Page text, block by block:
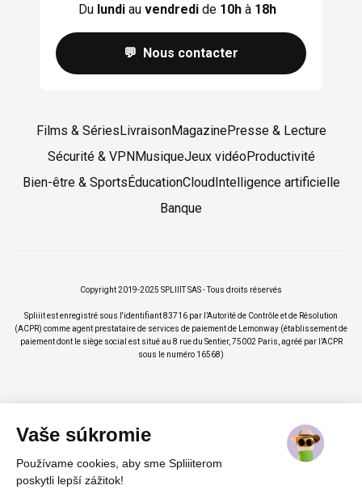
Vaše súkromie
Používame cookies, aby sme Spliiiterom
poskytli lepší zážitok!
Du lundiau vendredide 10hà 18h
💬 Nous contacter
Films & SériesLivraisonMagazinePresse & Lecture
Sécurité & VPNMusiqueJeux vidéoProductivité
Bien-être & SportsÉducationCloudIntelligence artificielle
Banque
Copyright 2019-2025 SPLIIIT SAS - Tous droits réservés
Spliiit est enregistré sous l'identifiant 83716 par l’Autorité de Contrôle et de Résolution
(ACPR) comme agent prestataire de services de paiement de Lemonway (établissement de
paiement dont le siège social est situé au 8 rue du Sentier, 75002 Paris, agréé par l’ACPR
sous le numéro 16568)
Vos abonnements jusqu'à -70%